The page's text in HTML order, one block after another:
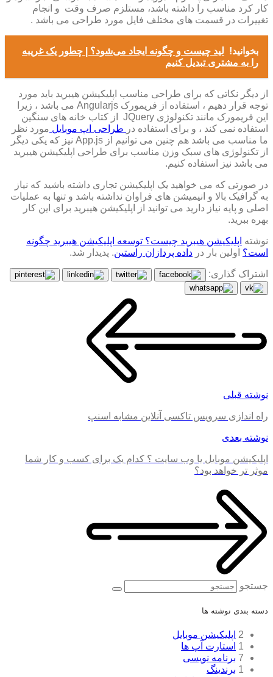
کار کرد مناسب را داشته باشد، مستلزم صرف وقت و انجام
تغییرات در قسمت های مختلف فایل مورد طراحی می باشد .
بخوانید! لید چیست و چگونه ایجاد می‌شود؟ | چطور یک غریبه
را به مشتری تبدیل کنیم
از دیگر نکاتی که برای طراحی مناسب اپلیکیشن هیبرید باید مورد
توجه قرار دهیم ، استفاده از فریمورک Angularjs می باشد ، زیرا
این فریمورک مانند تکنولوژی JQuery از کتاب خانه های سنگین
استفاده نمی کند ، و برای استفاده در طراحی اپ موبایل مورد نظر
ما مناسب می باشد هم چنین می توانیم از App.js نیز که یکی دیگر
از تکنولوژی های سبک وزن مناسب برای طراحی اپلیکیشن هیبرید
می باشد نیز استفاده کنیم.
در صورتی که می خواهید یک اپلیکیشن تجاری داشته باشید که نیاز
به گرافیک بالا و انیمیشن های فراوان نداشته باشد و تنها به عملیات
اصلی و پایه نیاز دارید می توانید از اپلیکیشن هیبرید برای این کار
بهره ببرید.
نوشته اپلیکیشن هیبرید چیست؟ توسعه اپلیکیشن هیبرید چگونه
است؟ اولین بار در داده پردازان راستین. پدیدار شد.
اشتراک گذاری:
نوشته قبلی
راه اندازی سرویس تاکسی آنلاین مشابه اسنپ
نوشته بعدی
اپلیکیشن موبایل یا وب سایت ؟ کدام یک برای کسب و کار شما
موثر تر خواهد بود؟
جستجو
دسته بندی نوشته ها
2 اپلیکیشن موبایل
1 استارت آپ ها
7 برنامه نویسی
1 برندینگ